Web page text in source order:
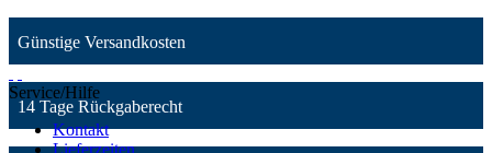
Günstige Versandkosten
14 Tage Rückgaberecht
Service/Hilfe
Kontakt
Lieferzeiten